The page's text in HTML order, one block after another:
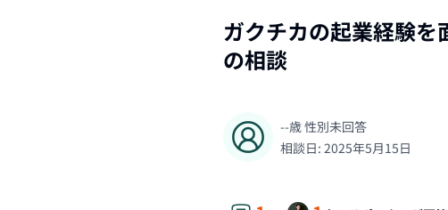
ガクチカの起業経験を
の相談
--歳性別未回答
相談日: 2025年5月15日